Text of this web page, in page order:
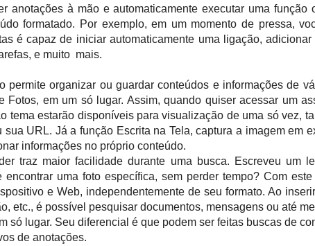
anotações à mão e automaticamente executar uma função
formatado. Porexemplo, em um momento de pressa,
é capaz de iniciar automaticamente uma ligação,
e muito mais.
permite organizar ou guardar conteúdos e informações de
Fotos, em um só lugar. Assim, quando quiser acessar um
tema estarão disponíveis para visualização de uma só vez,
sua URL. Já a função Escrita na Tela, captura a imagem em
informações no próprio conteúdo.
traz maior facilidade durante uma busca. Escreveu um
encontrar uma foto específica, sem perder tempo? Com
e Web, independentemente de seu formato. Ao
etc., é possível pesquisar documentos, mensagens ou até
só lugar. Seu diferencial é que podem ser feitas buscas de
de anotações.